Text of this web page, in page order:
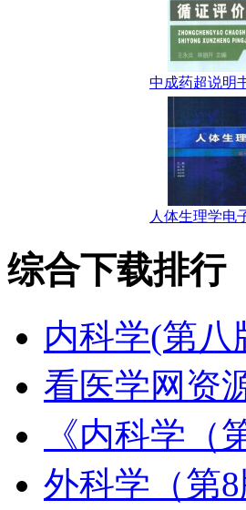
中成药超说明
人体生理学电
综合下载排行
内科学(第
看医学网资
《内科学
外科学（第